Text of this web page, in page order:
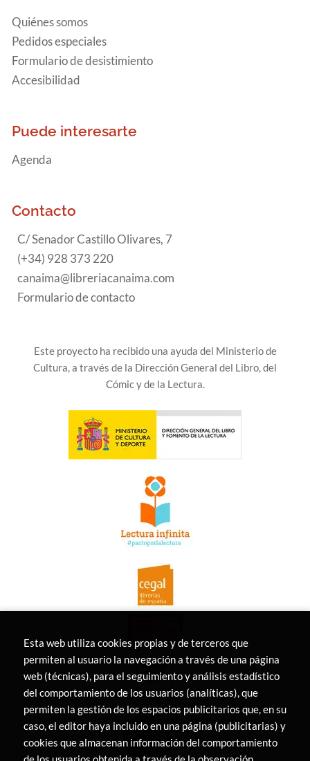
Quiénes somos
Pedidos especiales
Formulario de desistimiento
Accesibilidad
Puede interesarte
Agenda
Contacto
C/ Senador Castillo Olivares, 7
(+34) 928 373 220
canaima@libreriacanaima.com
Formulario de contacto
Este proyecto ha recibido una ayuda del Ministerio de
Cultura, a través de la Dirección General del Libro, del
Cómic y de la Lectura.
Esta web utiliza cookies propias y de terceros que
permiten al usuario la navegación a través de una página
web (técnicas), para el seguimiento y análisis estadístico
del comportamiento de los usuarios (analíticas), que
permiten la gestión de los espacios publicitarios que, en su
caso, el editor haya incluido en una página (publicitarias) y
cookies que almacenan información del comportamiento